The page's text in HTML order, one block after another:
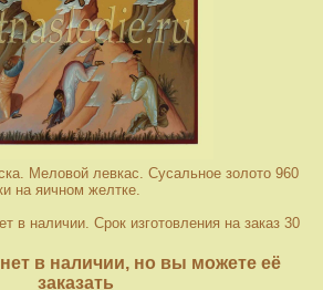
Меловой левкас. Сусальное золото 960
на яичном желтке.
в наличии. Срок изготовления на заказ 30
в наличии, но вы можете её
заказать